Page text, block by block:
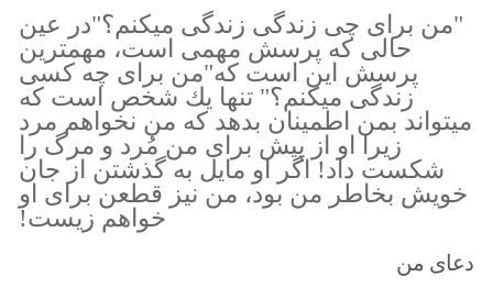
"من براى چى زندگى زندگى ميكنم؟"در عين
حالى كه پرسش مهمى است، مهمترين
پرسش اين است كه"من براى چه كسى
زندگى ميكنم؟" تنها يك شخص است كه
ميتواند بمن اطمينان بدهد كه من نخواهم مرد
زيرا او از پيش براى من مُرد و مرگ را
شكست داد! اگر او مايل به گذشتن از جان
خويش بخاطر من بود، من نيز قطعن براى او
خواهم زيست!
دعای من